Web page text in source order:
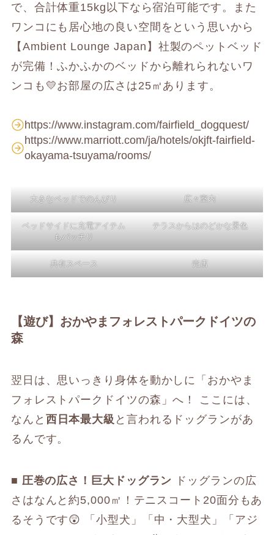
で、合計体重15kg以下なら宿泊可能です。また
ワンコにも居心地の良い空間をという思いから
【Ambient Lounge Japan】社製のペットベッド
が完備！ふかふかのベッドから離れられないワ
ンコも💛お部屋の広さは25㎡あります。
https://www.instagram.com/fairfield_dogquest/
https://www.marriott.com/ja/hotels/okjft-fairfield-
okayama-tsuyama/rooms/
大きなベッドでのんびり 広々室内
ベッドサイドに充電アイテム
もバッチリ
テラスからはのどかな景色
共有スペース 売店
【遊び】おかやまフォレストパークドイツの
森
翌日は、思いっきり身体を動かしに「おかやま
フォレストパークドイツの森」へ！ ここには、
なんと 西日本最大級 と言われるドッグランがあ
るんです。
■ 圧巻の広さ！巨大ドッグラン
ドッグランの広
さはなんと約5,000㎡！テニスコート20面分もあ
るそうです😲 「小型犬」「中・大型犬」「アジ